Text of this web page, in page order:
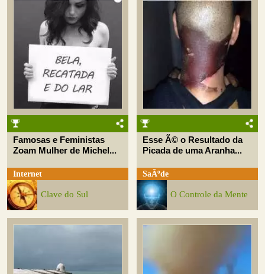
Famosas e Feministas
Zoam Mulher de Michel...
Internet
Clave do Sul
Esse Ã© o Resultado da
Picada de uma Aranha...
SaÃºde
O Controle da Mente